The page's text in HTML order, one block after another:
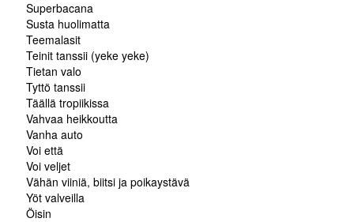
Superbacana
Susta huolimatta
Teemalasit
Teinit tanssii (yeke yeke)
Tietan valo
Tyttö tanssii
Täällä tropiikissa
Vahvaa heikkoutta
Vanha auto
Voi että
Voi veljet
Vähän viiniä, biitsi ja poikaystävä
Yöt valveilla
Öisin